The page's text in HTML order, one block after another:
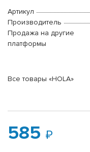
Артикул
Производитель
Продажа на другие
платформы
Все товары «HOLA»
585